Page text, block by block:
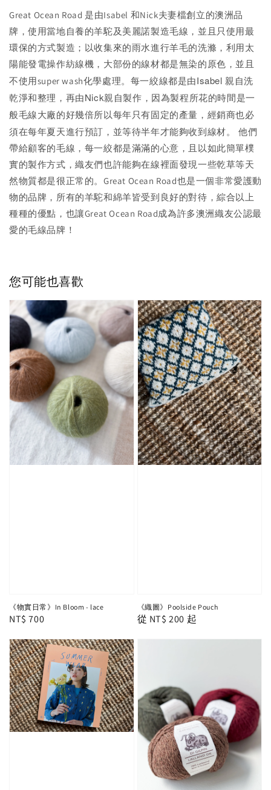
Great Ocean Road 是由Isabel 和Nick夫妻檔創立的澳洲品
牌，使用當地自養的羊駝及美麗諾製造毛線，並且只使用最
環保的方式製造；以收集來的雨水進行羊毛的洗滌，利用太
陽能發電操作紡線機，大部份的線材都是無染的原色，並且
不使用super wash化學處理。 每一絞線都是由Isabel 親自洗
乾淨和整理，再由Nick親自製作，因為製程所花的時間是一
般毛線大廠的好幾倍所以每年只有固定的產量，經銷商也必
須在每年夏天進行預訂，並等待半年才能夠收到線材。他們
帶給顧客的毛線，每一絞都是滿滿的心意，且以如此簡單樸
實的製作方式，織友們也許能夠在線裡面發現一些乾草等天
然物質都是很正常的。Great Ocean Road也是一個非常愛護動
物的品牌，所有的羊駝和綿羊皆受到良好的對待，綜合以上
種種的優點，也讓Great Ocean Road成為許多澳洲織友公認最
愛的毛線品牌！
您可能也喜歡
《物實日常》In Bloom - lace
Regular
NT$ 700
《織圖》Poolside Pouch
Regular
從 NT$ 200 起